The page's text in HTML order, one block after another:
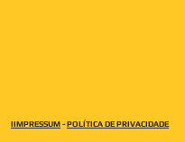
IIMPRESSUM -POLÍTICA DE PRIVACIDADE